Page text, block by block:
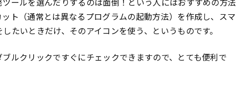
ト（通常とは異なるプログラムの起動方法）を作成し、スマ
たいときだけ、そのアイコンを使う、というものです。
ルクリックですぐにチェックできますので、とても便利で